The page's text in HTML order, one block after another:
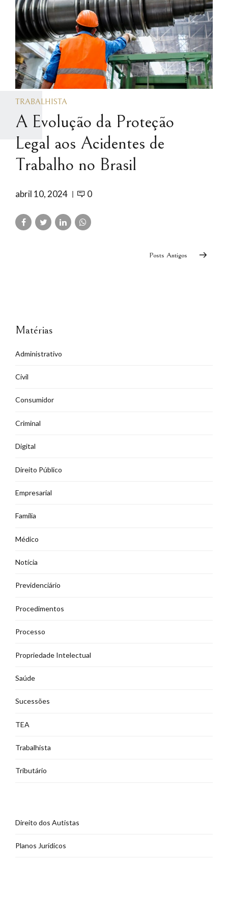
TRABALHISTA
A Evolução da Proteção
Legal aos Acidentes de
Trabalho no Brasil
abril 10, 2024 0
Posts Antigos
Matérias
Administrativo
Civil
Consumidor
Criminal
Digital
Direito Público
Empresarial
Família
Médico
Notícia
Previdenciário
Procedimentos
Processo
Propriedade Intelectual
Saúde
Sucessões
TEA
Trabalhista
Tributário
Direito dos Autistas
Planos Jurídicos